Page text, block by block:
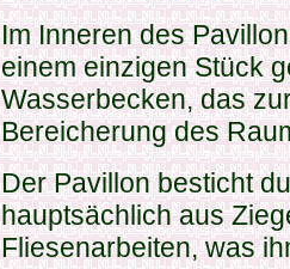
Im Inneren des
einem einzigen Stück
Wasserbecken, das
Bereicherung des
Der Pavillon besticht
hauptsächlich aus
Fliesenarbeiten, was